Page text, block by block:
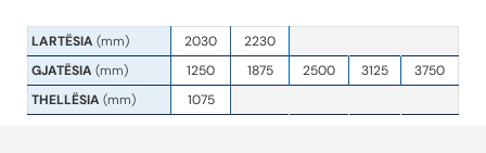
LARTËSIA (mm) 2030
2230
GJATËSIA (mm) 1250 1875 2500 3125
3750
THELLËSIA (mm) 1075